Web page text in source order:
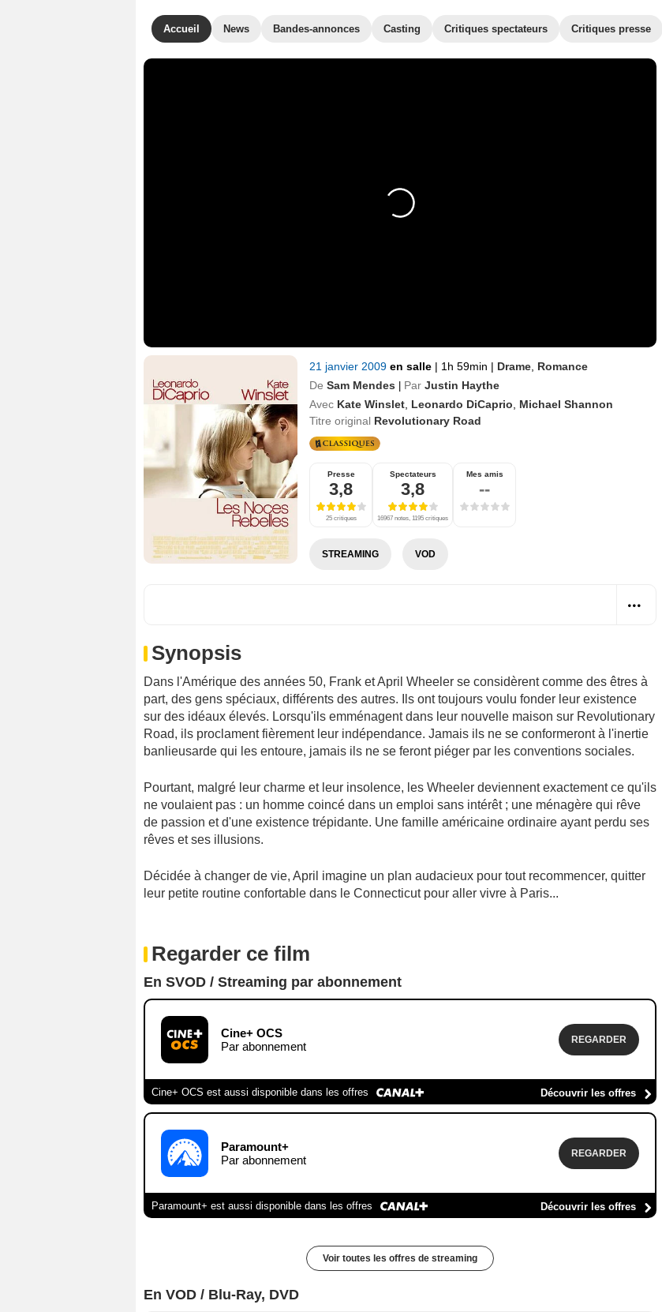
Accueil News Bandes-annonces Casting Critiques spectateurs Critiques presse
21 janvier 2009 en salle | 1h 59min | Drame Romance
De Sam Mendes | Par Justin Haythe
Avec Kate Winslet Leonardo DiCaprio
Michael Shannon
Titre original Revolutionary Road
Presse
3,8
25 critiques
Spectateurs
3,8
16967 notes, 1195 critiques
Mes amis
--
STREAMING VOD
Synopsis
Dans l'Amérique des années 50, Frank et April Wheeler se considèrent comme des êtres à
part, des gens spéciaux, différents des autres. Ils ont toujours voulu fonder leur existence
sur des idéaux élevés. Lorsqu'ils emménagent dans leur nouvelle maison sur Revolutionary
Road, ils proclament fièrement leur indépendance. Jamais ils ne se conformeront à l'inertie
banlieusarde qui les entoure, jamais ils ne se feront piéger par les conventions sociales.
Pourtant, malgré leur charme et leur insolence, les Wheeler deviennent exactement ce qu'ils
ne voulaient pas : un homme coincé dans un emploi sans intérêt ; une ménagère qui rêve
de passion et d'une existence trépidante. Une famille américaine ordinaire ayant perdu ses
rêves et ses illusions.
Décidée à changer de vie, April imagine un plan audacieux pour tout recommencer, quitter
leur petite routine confortable dans le Connecticut pour aller vivre à Paris...
Regarder ce film
En SVOD / Streaming par abonnement
Cine+ OCS
Par abonnement
REGARDER
Cine+ OCS est aussi disponible dans les offres Découvrir les offres
Paramount+
Par abonnement
REGARDER
Paramount+ est aussi disponible dans les offres Découvrir les offres
Voir toutes les offres de streaming
En VOD / Blu-Ray, DVD